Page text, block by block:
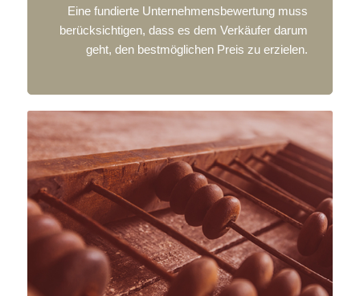
Eine fundierte Unternehmensbewertung muss
berücksichtigen, dass es dem Verkäufer darum
geht, den bestmöglichen Preis zu erzielen.